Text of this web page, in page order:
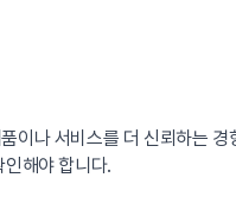
이나 서비스를 더 신뢰하는 경
해야 합니다.